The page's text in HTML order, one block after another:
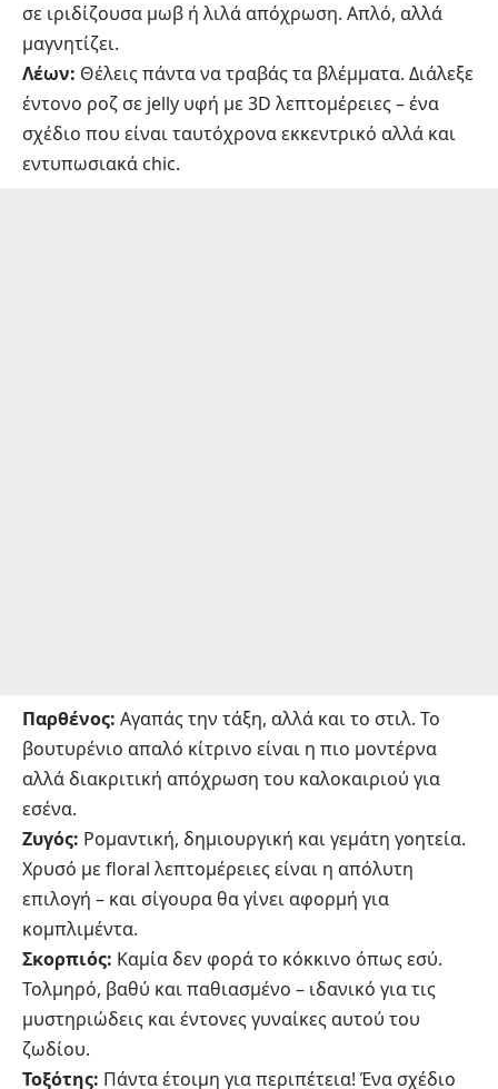
σε ιριδίζουσα μωβ ή λιλά απόχρωση. Απλό, αλλά
μαγνητίζει.
Λέων: Θέλεις πάντα να τραβάς τα βλέμματα. Διάλεξε
έντονο ροζ σε jelly υφή με 3D λεπτομέρειες – ένα
σχέδιο που είναι ταυτόχρονα εκκεντρικό αλλά και
εντυπωσιακά chic.
Παρθένος: Αγαπάς την τάξη, αλλά και το στιλ. Το
βουτυρένιο απαλό κίτρινο είναι η πιο μοντέρνα
αλλά διακριτική απόχρωση του καλοκαιριού για
εσένα.
Ζυγός: Ρομαντική, δημιουργική και γεμάτη γοητεία.
Χρυσό με floral λεπτομέρειες είναι η απόλυτη
επιλογή – και σίγουρα θα γίνει αφορμή για
κομπλιμέντα.
Σκορπιός: Καμία δεν φορά το κόκκινο όπως εσύ.
Τολμηρό, βαθύ και παθιασμένο – ιδανικό για τις
μυστηριώδεις και έντονες γυναίκες αυτού του
ζωδίου.
Τοξότης: Πάντα έτοιμη για περιπέτεια! Ένα σχέδιο